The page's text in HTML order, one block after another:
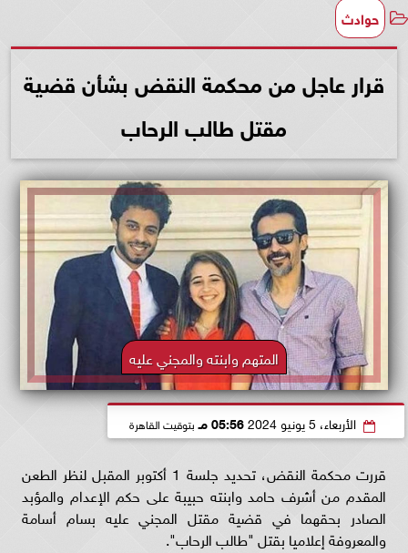
حوادث
قرار عاجل من محكمة النقض بشأن قضية
مقتل طالب الرحاب
المتهم وابنته والمجني عليه
الأربعاء، 5 يونيو 2024 05:56 مـ بتوقيت القاهرة
قررت محكمة النقض، تحديد جلسة 1 أكتوبر المقبل لنظر الطعن
المقدم من أشرف حامد وابنته حبيبة على حكم الإعدام والمؤبد
الصادر بحقهما في قضية مقتل المجني عليه بسام أسامة
والمعروفة إعلاميا بقتل "طالب الرحاب".